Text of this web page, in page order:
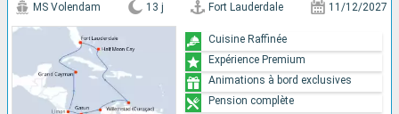
MS Volendam 13 j Fort Lauderdale 11/12/2027
Cuisine Raffinée
Expérience Premium
Animations à bord exclusives
Pension complète